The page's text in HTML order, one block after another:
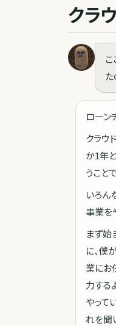
クラ
こ
た
ローン
クラウ
か1年
うことで
いろん
事業を
まず始
に、僕
業にお
力する
やって
れを聞